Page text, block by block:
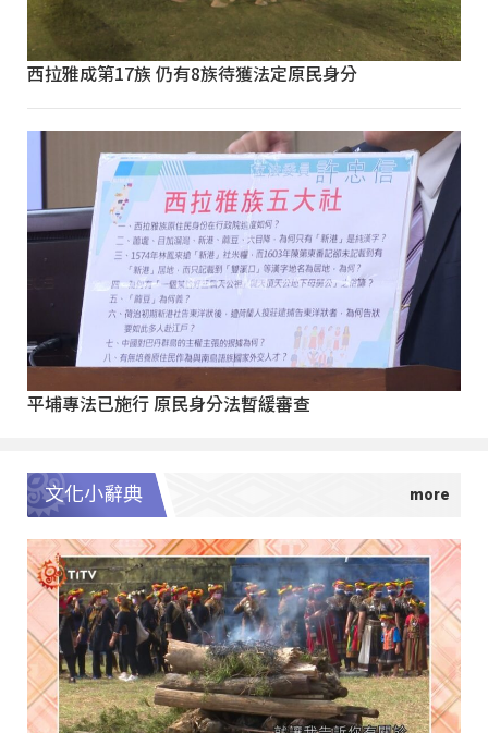
西拉雅成第17族 仍有8族待獲法定原民身分
平埔專法已施行 原民身分法暫緩審查
文化小辭典